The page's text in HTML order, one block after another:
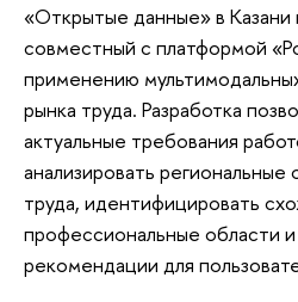
«Открытые данные» в Казани
совместный с платформой
применению
рынка труда. Разработка
актуальные требования
анализировать
труда, идентифицировать
профессиональные области
рекомендации для